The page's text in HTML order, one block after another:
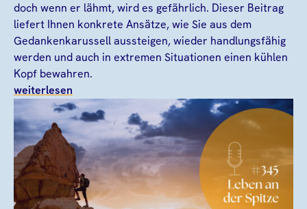
doch wenn er lähmt, wird es gefährlich. Dieser Beitrag
liefert Ihnen konkrete Ansätze, wie Sie aus dem
Gedankenkarussell aussteigen, wieder handlungsfähig
werden und auch in extremen Situationen einen kühlen
Kopf bewahren.
weiterlesen